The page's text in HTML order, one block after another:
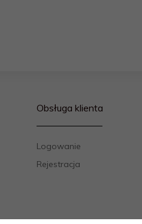
Obsługa klienta
Logowanie
Rejestracja